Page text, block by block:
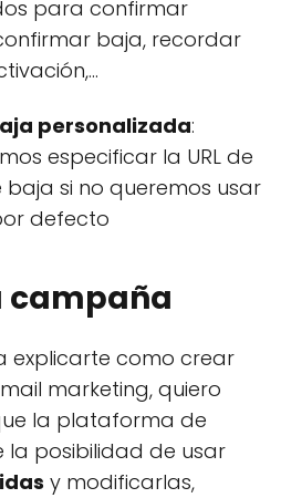
para confirmar
baja, recordar
personalizada:
especificar la URL de
si no queremos usar
defecto
campaña
explicarte como crear
marketing, quiero
la plataforma de
la posibilidad de usar
y modificarlas,